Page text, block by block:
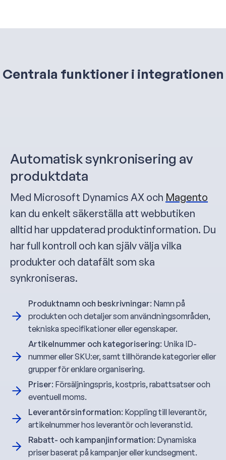
Centrala funktioner i integrationen
Automatisk synkronisering av
produktdata
Med Microsoft Dynamics AX och Magento
kan du enkelt säkerställa att webbutiken
alltid har uppdaterad produktinformation. Du
har full kontroll och kan själv välja vilka
produkter och datafält som ska
synkroniseras.
Produktnamn och beskrivningar: Namn på
produkten och detaljer som användningsområden,
tekniska specifikationer eller egenskaper.
Artikelnummer och kategorisering: Unika ID-
nummer eller SKU:er, samt tillhörande kategorier eller
grupper för enklare organisering.
Priser: Försäljningspris, kostpris, rabattsatser och
eventuell moms.
Leverantörsinformation: Koppling till leverantör,
artikelnummer hos leverantör och leveranstid.
Rabatt- och kampanjinformation: Dynamiska
priser baserat på kampanjer eller kundsegment.